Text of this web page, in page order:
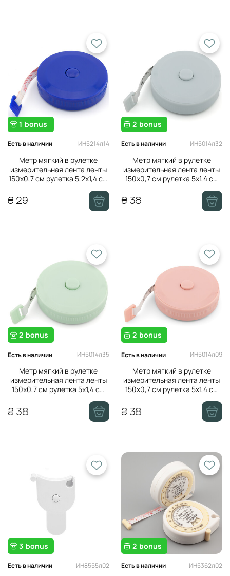
1 bonus
Есть в наличии ИН5214л14
Метр мягкий в рулетке
измерительная лента ленты
150х0,7 см рулетка 5,2х1,4 см
₴ 29
2 bonus
Есть в наличии ИН5014л32
Метр мягкий в рулетке
измерительная лента ленты
150х0,7 см рулетка 5х1,4 см
₴ 38
2 bonus
Есть в наличии ИН5014л35
Метр мягкий в рулетке
измерительная лента ленты
150х0,7 см рулетка 5х1,4 см
₴ 38
2 bonus
Есть в наличии ИН5014л09
Метр мягкий в рулетке
измерительная лента ленты
150х0,7 см рулетка 5х1,4 см
₴ 38
3 bonus
Есть в наличии ИН8555л02
2 bonus
Есть в наличии ИН5362л02